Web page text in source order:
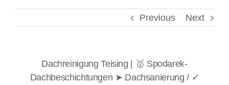
Previous Next
Dachreinigung Teising | 🥇 Spodarek-
Dachbeschichtungen ➤ Dachsanierung / ✓